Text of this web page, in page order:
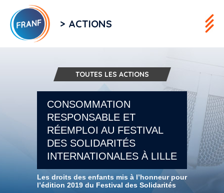
> ACTIONS
TOUTES LES ACTIONS
CONSOMMATION
RESPONSABLE ET
RÉEMPLOI AU FESTIVAL
DES SOLIDARITÉS
INTERNATIONALES À LILLE
Les droits des enfants mis à l’honneur pour
l’édition 2019 du Festival des Solidarités